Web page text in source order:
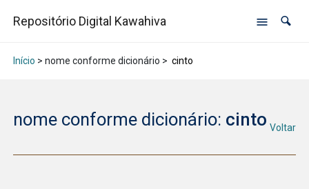
Repositório Digital Kawahiva
Início > nome conforme dicionário > cinto
nome conforme dicionário: cinto Voltar